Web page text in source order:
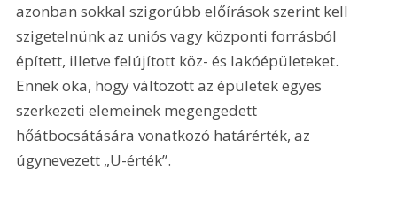
azonban sokkal szigorúbb előírások szerint kell
szigetelnünk az uniós vagy központi forrásból
épített, illetve felújított köz- és lakóépületeket.
Ennek oka, hogy változott az épületek egyes
szerkezeti elemeinek megengedett
hőátbocsátására vonatkozó határérték, az
úgynevezett „U-érték”.